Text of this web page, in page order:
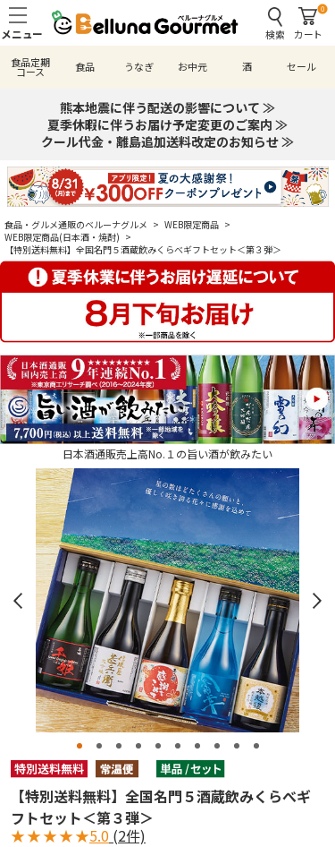
検索
0
カート
食品定期
コース 食品 うなぎ お中元 酒 セール
熊本地震に伴う配送の影響について ≫
夏季休暇に伴うお届け予定変更のご案内 ≫
クール代金・離島追加送料改定のお知らせ ≫
食品・グルメ通販のベルーナグルメ > WEB限定商品 >
WEB限定商品(日本酒・焼酎) >
【特別送料無料】全国名門５酒蔵飲みくらべギフトセット＜第３弾＞
日本酒通販売上高No.１の旨い酒が飲みたい
【特別送料無料】全国名門５酒蔵飲みくらべギ
フトセット＜第３弾＞
★★★★★5.0 (2件)